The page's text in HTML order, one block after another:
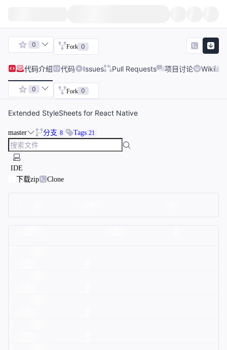
0 Fork 0
代码介绍 代码 Issues Pull Requests 项目讨论 Wiki
0 Fork 0
Extended StyleSheets for React Native
master 分支 8 Tags 21
IDE
下载zip
Clone